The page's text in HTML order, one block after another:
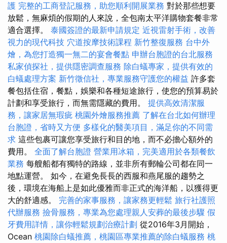
護 完整的工商登記服務，助您順利開展業務 對於那些想要
放鬆，無麻煩的假期的人來說，全包南太平洋購物套餐非常
適合選擇。 泰國簽證的最新申請規定 近視雷射手術，改善
視力的現代科技 穴道按摩技術課程 新竹整復服務 台中外
燴，為您打造獨一無二的宴會餐點 申辦台胞證的台北服務
私家偵探社，提供隱密調查服務 除白蟻專家，提供有效的
白蟻處理方案 新竹徵信社，專業服務守護您的權益 許多套
餐包括住宿，餐點，娛樂和各種短途旅行，使您的預算易於
計劃和享受旅行，而無需隱藏的費用。 提供高效清潔服
務，讓家居無瑕疵 桃園外燴服務推薦 了解在台北如何辦理
台胞證，省時又方便 多樣化的醫美項目，滿足你的不同需
求 這些包裹可讓您享受旅行和目的地，而不必擔心額外的
費用。 全面了解台胞證 營業用冰箱，完美適用於各類餐飲
業務 每艘船都有獨特的路線，並非所有郵輪公司都在同一
地點運營。 如今，在避免長長的西服和燕尾服的趨勢之
後，環境在海船上是如此優雅而非正式的海洋船，以獲得更
大的舒適感。 完善的家事服務，讓家務更輕鬆 旅行社護照
代辦服務 撿骨服務，專業為您處理親人安葬的最後步驟 假
牙費用詳情，讓你輕鬆規劃治療計劃 從2016年3月開始，
Ocean 桃園除白蟻推薦，桃園區專業推薦的除白蟻服務 桃